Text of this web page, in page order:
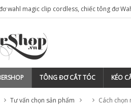
wahl magic clip cordless, chiếc tông đơ
TÔNG ĐƠ CẮT TÓC KÉO
Tư vấn chọn sản phẩm Cách